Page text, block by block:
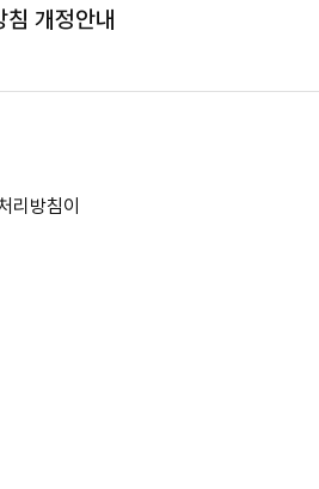
개정안내
리방침이